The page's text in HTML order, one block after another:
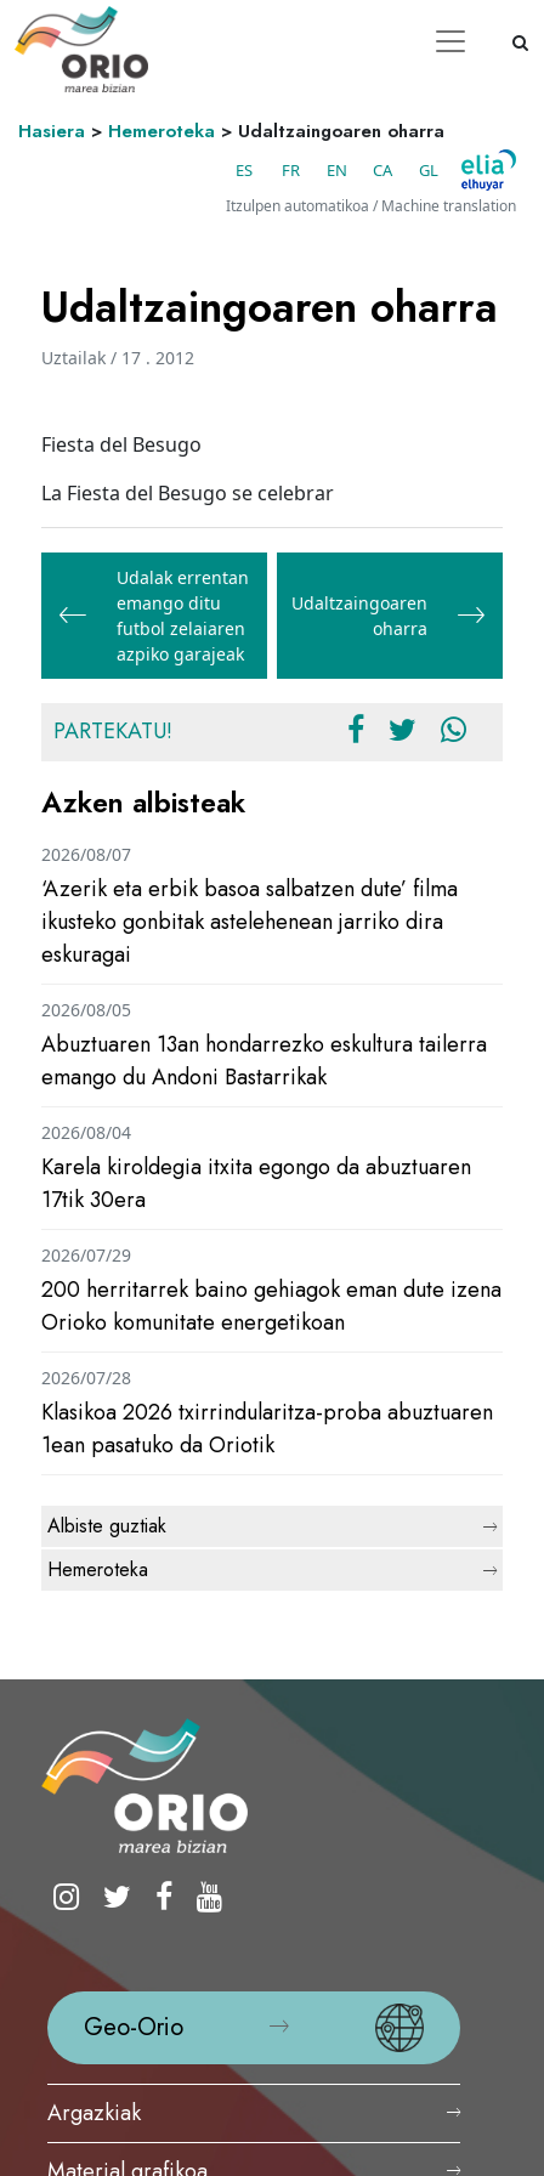
Hasiera > Hemeroteka > Udaltzaingoaren oharra
ES FR EN CA GL
Itzulpen automatikoa / Machine translation
Udaltzaingoaren oharra
Uztailak / 17 . 2012
Fiesta del Besugo
La Fiesta del Besugo se celebrar
Bidalketetan
zehar
nabigatu
Udalak errentan
emango ditu
futbol zelaiaren
azpiko garajeak
Udaltzaingoaren
oharra
PARTEKATU!
Azken albisteak
‘Azerik eta erbik basoa salbatzen dute’ filma
ikusteko gonbitak astelehenean jarriko dira
eskuragai
2026/08/07
Abuztuaren 13an hondarrezko eskultura tailerra
emango du Andoni Bastarrikak
2026/08/05
Karela kiroldegia itxita egongo da abuztuaren
17tik 30era
2026/08/04
200 herritarrek baino gehiagok eman dute izena
Orioko komunitate energetikoan
2026/07/29
Klasikoa 2026 txirrindularitza-proba abuztuaren
1ean pasatuko da Oriotik
2026/07/28
Albiste guztiak
Hemeroteka
Geo-Orio
Argazkiak